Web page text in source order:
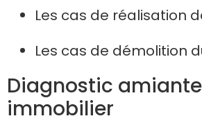
Les cas de réalisation
Les cas de démolition
Diagnostic
immobilier